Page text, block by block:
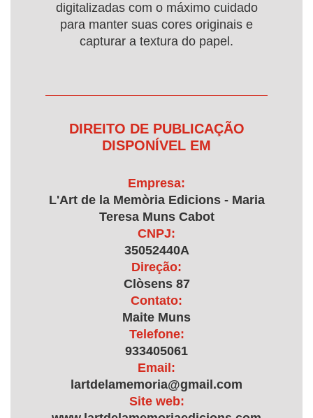
digitalizadas com o máximo cuidado
para manter suas cores originais e
capturar a textura do papel.
DIREITO DE PUBLICAÇÃO
DISPONÍVEL EM
Empresa:
L'Art de la Memòria Edicions - Maria
Teresa Muns Cabot
CNPJ:
35052440A
Direção:
Clòsens 87
Contato:
Maite Muns
Telefone:
933405061
Email:
lartdelamemoria@gmail.com
Site web: